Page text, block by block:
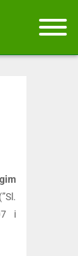
i